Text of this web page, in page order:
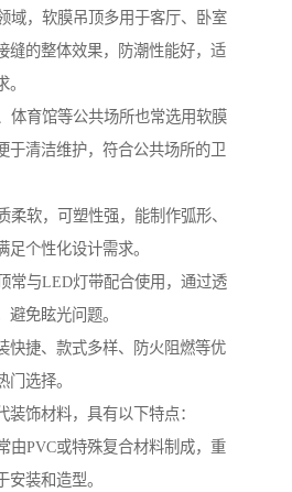
域，软膜吊顶多用于客厅、卧室
缝的整体效果，防潮性能好，适
体育馆等公共场所也常选用软膜
于清洁维护，符合公共场所的卫
柔软，可塑性强，能制作弧形、
个性化设计需求。
常与LED灯带配合使用，通过透
免眩光问题。
快捷、款式多样、防火阻燃等优
门选择。
饰材料，具有以下特点：
由PVC或特殊复合材料制成，重
装和造型。